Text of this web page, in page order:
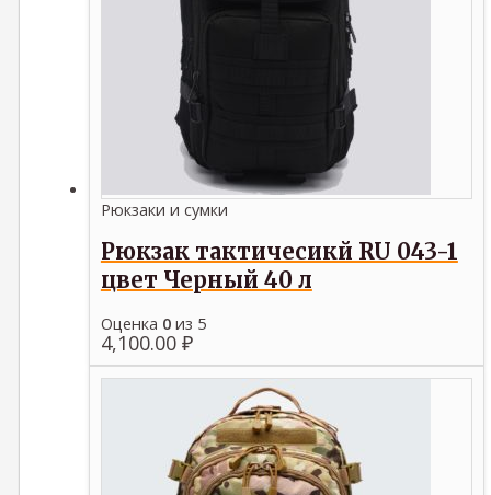
Рюкзаки и сумки
Рюкзак тактичесикй RU 043-1
цвет Черный 40 л
Оценка 0из 5
4,100.00 ₽